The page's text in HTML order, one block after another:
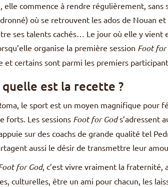
elle commence à rendre régulièrement,
où se retrouvent les ados de Nouan
ses talents cachés… Le jour où elle y vient
organise la première session Foot for
et certains sont parmi les premiers
quelle est la recette ?
le sport est un moyen magnifique pour
forts. Les sessions Foot for Gods’adressent
sur des coachs de grande qualité tel
aussi le désir de transmettre leur
for God, c’est vivre vraiment la fraternité,
culturelles, être un ami pour chacun, les